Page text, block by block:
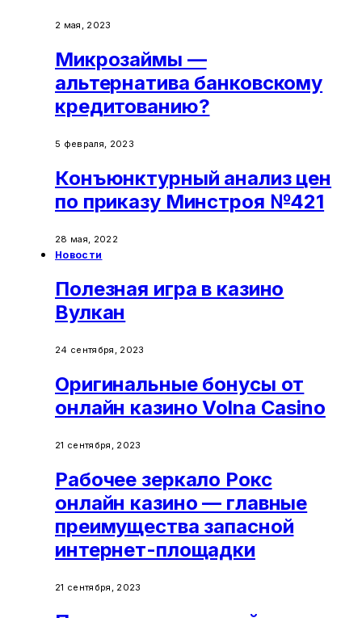
2 мая, 2023
Микрозаймы —
альтернатива банковскому
кредитованию?
5 февраля, 2023
Конъюнктурный анализ цен
по приказу Минстроя №421
28 мая, 2022
Новости
Полезная игра в казино
Вулкан
24 сентября, 2023
Оригинальные бонусы от
онлайн казино Volna Casino
21 сентября, 2023
Рабочее зеркало Рокс
онлайн казино — главные
преимущества запасной
интернет-площадки
21 сентября, 2023